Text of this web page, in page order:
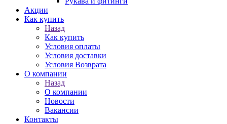
Акции
Как купить
Назад
Как купить
Условия оплаты
Условия доставки
Условия Возврата
О компании
Назад
О компании
Новости
Вакансии
Контакты